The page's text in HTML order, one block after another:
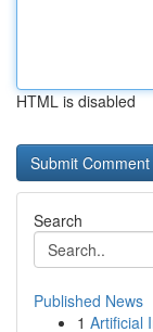
HTML is disabled
Search
Published News
1 Artificial